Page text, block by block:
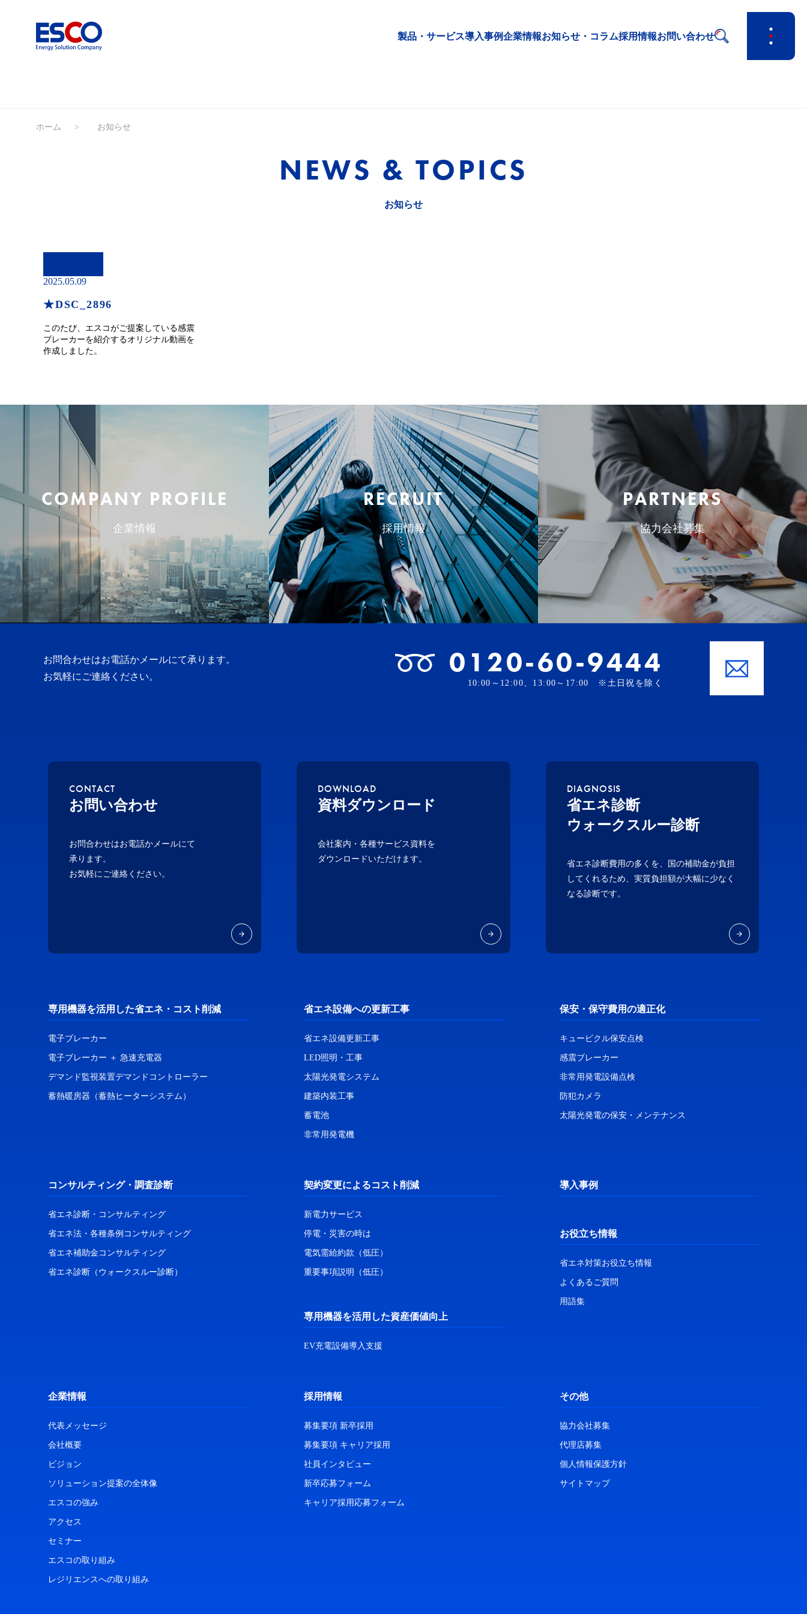
製品・サービス導入事例企業情報お知らせ・コラム採用情報お問い合わせ
ホーム お知らせ
NEWS & TOPICS
お知らせ
2025.05.09
★DSC_2896
このたび、エスコがご提案している感震
ブレーカーを紹介するオリジナル動画を
作成しました。
COMPANY PROFILE
企業情報
RECRUIT
採用情報
PARTNERS
協力会社募集
お問合わせはお電話かメールにて承ります。
お気軽にご連絡ください。
0120-60-9444
10:00～12:00、13:00～17:00 ※土日祝を除く
CONTACT
お問い合わせ
お問合わせはお電話かメールにて
承ります。
お気軽にご連絡ください。
DOWNLOAD
資料ダウンロード
会社案内・各種サービス資料を
ダウンロードいただけます。
DIAGNOSIS
省エネ診断
ウォークスルー診断
省エネ診断費用の多くを、国の補助金が負担
してくれるため、実質負担額が大幅に少なく
なる診断です。
専用機器を活用した省エネ・コスト削減
電子ブレーカー
電子ブレーカー ＋ 急速充電器
デマンド監視装置デマンドコントローラー
蓄熱暖房器（蓄熱ヒーターシステム）
省エネ設備への更新工事
省エネ設備更新工事
LED照明・工事
太陽光発電システム
建築内装工事
蓄電池
非常用発電機
保安・保守費用の適正化
キュービクル保安点検
感震ブレーカー
非常用発電設備点検
防犯カメラ
太陽光発電の保安・メンテナンス
コンサルティング・調査診断
省エネ診断・コンサルティング
省エネ法・各種条例コンサルティング
省エネ補助金コンサルティング
省エネ診断（ウォークスルー診断）
契約変更によるコスト削減
新電力サービス
停電・災害の時は
電気需給約款（低圧）
重要事項説明（低圧）
専用機器を活用した資産価値向上
EV充電設備導入支援
導入事例
お役立ち情報
省エネ対策お役立ち情報
よくあるご質問
用語集
企業情報
代表メッセージ
会社概要
ビジョン
ソリューション提案の全体像
エスコの強み
アクセス
セミナー
エスコの取り組み
レジリエンスへの取り組み
採用情報
募集要項 新卒採用
募集要項 キャリア採用
社員インタビュー
新卒応募フォーム
キャリア採用応募フォーム
その他
協力会社募集
代理店募集
個人情報保護方針
サイトマップ